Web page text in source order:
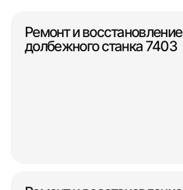
Ремонт и восстановление
долбежного станка 7403